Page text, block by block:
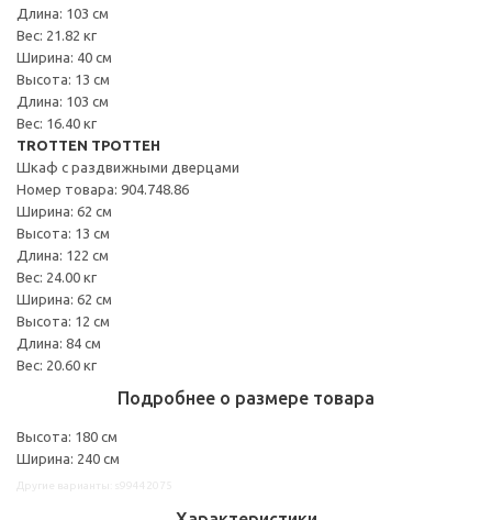
Длина: 103 см
Вес: 21.82 кг
Ширина: 40 см
Высота: 13 см
Длина: 103 см
Вес: 16.40 кг
TROTTEN ТРОТТЕН
Шкаф с раздвижными дверцами
Номер товара: 904.748.86
Ширина: 62 см
Высота: 13 см
Длина: 122 см
Вес: 24.00 кг
Ширина: 62 см
Высота: 12 см
Длина: 84 см
Вес: 20.60 кг
Подробнее о размере товара
Высота: 180 см
Ширина: 240 см